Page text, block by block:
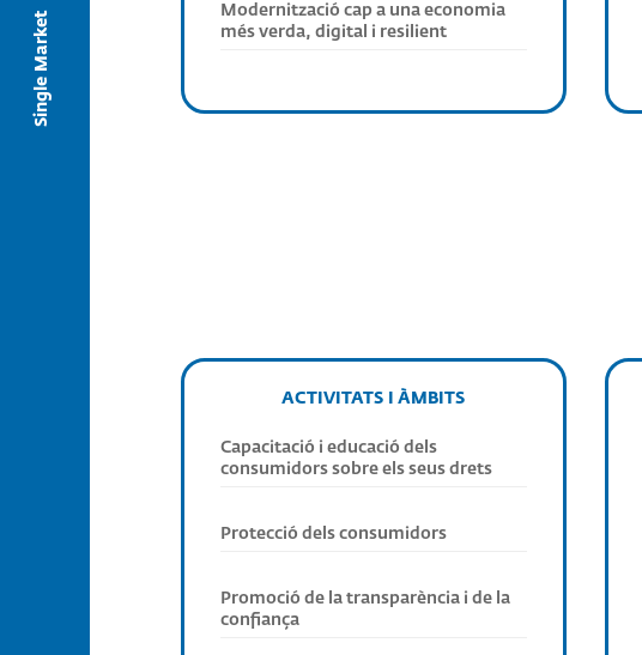
Modernització cap a una economia
més verda, digital i resilient
ACTIVITATS I ÀMBITS
Capacitació i educació dels
consumidors sobre els seus drets
Protecció dels consumidors
Promoció de la transparència i de la
confiança
Single Market